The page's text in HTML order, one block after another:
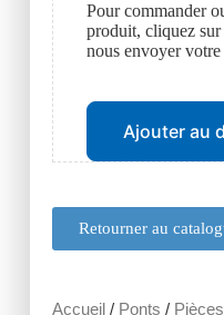
Retourner au
Accueil/ Ponts /
Pour commander
produit, cliquez
nous envoyer votre
Ajouter au